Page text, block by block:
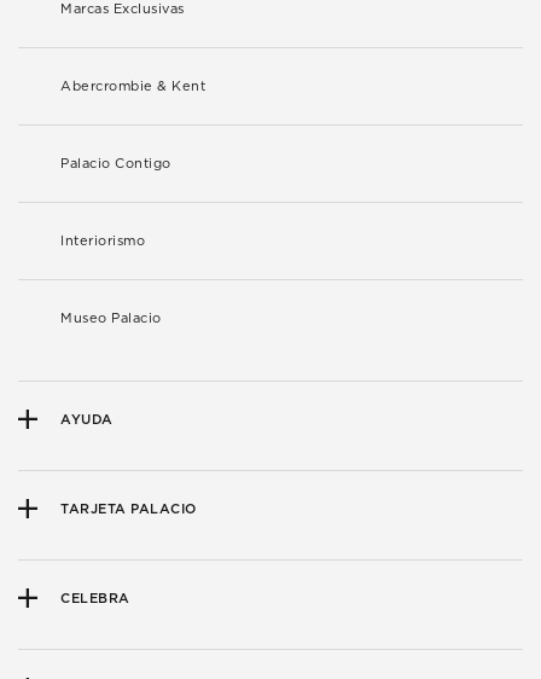
Marcas Exclusivas
Abercrombie & Kent
Palacio Contigo
Interiorismo
Museo Palacio
AYUDA
TARJETA PALACIO
CELEBRA